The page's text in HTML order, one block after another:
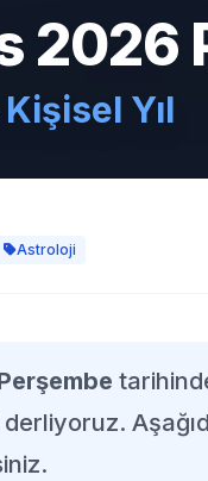
2026
Yıl
Astroloji